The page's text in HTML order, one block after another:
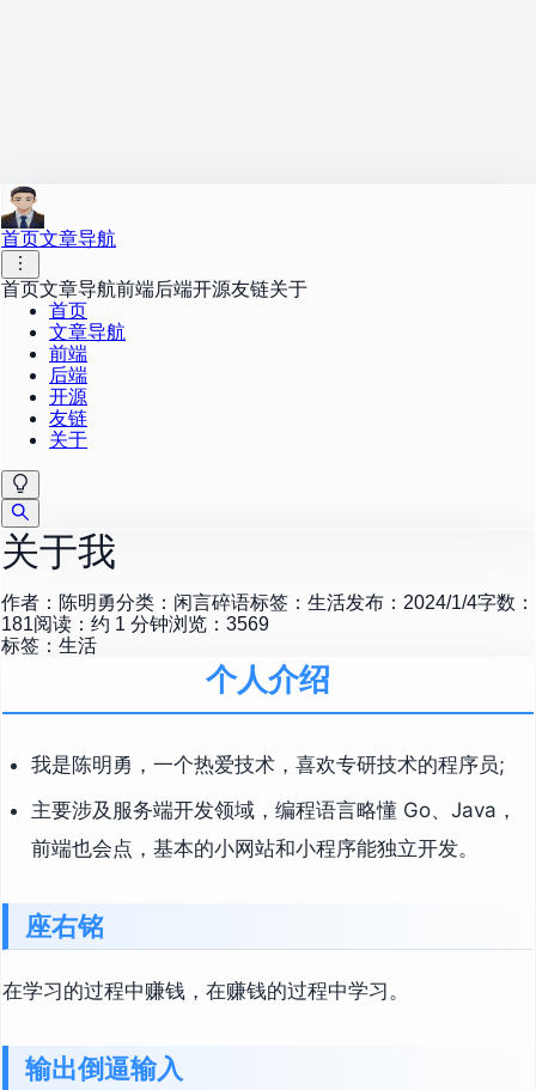
首页文章导航
首页文章导航前端后端开源友链关于
首页
文章导航
前端
后端
开源
友链
关于
关于我
作者： 陈明勇分类： 闲言碎语标签： 生活发布： 2024/1/4字数：
181阅读：约 1 分钟浏览： 3569
标签： 生活
个人介绍
我是陈明勇，一个热爱技术，喜欢专研技术的程序员;
主要涉及服务端开发领域，编程语言略懂 Go、Java，
前端也会点，基本的小网站和小程序能独立开发。
座右铭
在学习的过程中赚钱，在赚钱的过程中学习。
输出倒逼输入